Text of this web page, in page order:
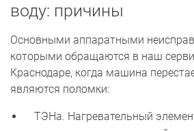
воду: причины
Основными аппаратными
которыми обращаются в наш
Краснодаре, когда машина
являются поломки:
ТЭНа. Нагревательный